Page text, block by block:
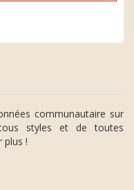
communautaire sur
styles et de toutes
plus !